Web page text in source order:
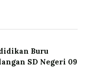
Buru
SD Negeri 09